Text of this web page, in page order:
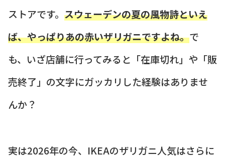
ストアです。 スウェーデンの夏の風物詩といえ
ば、やっぱりあの赤いザリガニですよね。で
も、いざ店舗に行ってみると「在庫切れ」や「販
売終了」の文字にガッカリした経験はありませ
んか？
実は2026年の今、IKEAのザリガニ人気はさらに